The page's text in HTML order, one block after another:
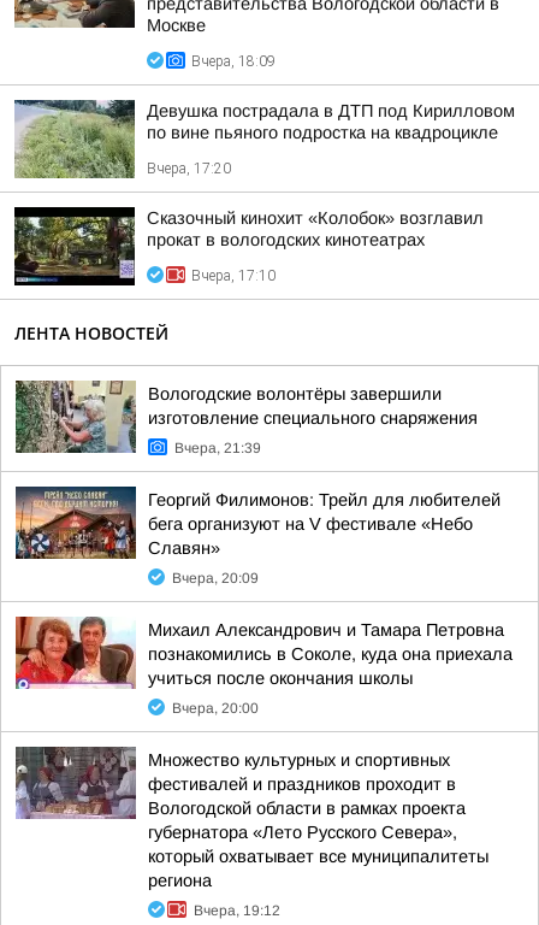
Москве
Вчера, 18:09
Девушка пострадала в ДТП под Кирилловом
по вине пьяного подростка на квадроцикле
Вчера, 17:20
Сказочный кинохит «Колобок» возглавил
прокат в вологодских кинотеатрах
Вчера, 17:10
ЛЕНТА НОВОСТЕЙ
Вологодские волонтёры завершили
изготовление специального снаряжения
Вчера, 21:39
Георгий Филимонов: Трейл для любителей
бега организуют на V фестивале «Небо
Славян»
Вчера, 20:09
Михаил Александрович и Тамара Петровна
познакомились в Соколе, куда она приехала
учиться после окончания школы
Вчера, 20:00
Множество культурных и спортивных
фестивалей и праздников проходит в
Вологодской области в рамках проекта
губернатора «Лето Русского Севера»,
который охватывает все муниципалитеты
региона
Вчера, 19:12